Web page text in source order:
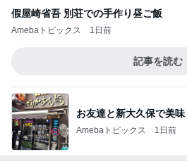
假屋崎省吾 別荘での手作り昼ご飯
Amebaトピックス 1日前
記事を読む
お友達と新大久保で美
Amebaトピックス 1日前